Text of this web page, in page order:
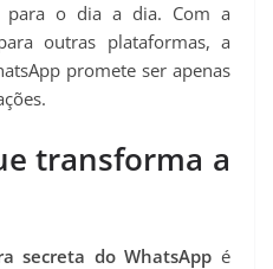
para o dia a dia. Com a
outras plataformas, a
promete ser apenas
transforma a
secreta do WhatsApp é